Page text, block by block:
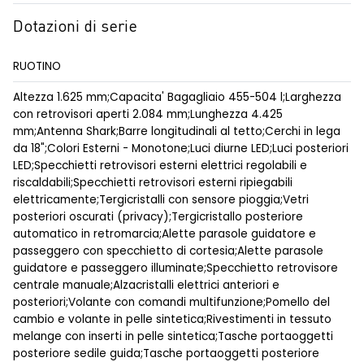
Dotazioni di serie
RUOTINO
Altezza 1.625 mm;Capacita' Bagagliaio 455-504 l;Larghezza
con retrovisori aperti 2.084 mm;Lunghezza 4.425
mm;Antenna Shark;Barre longitudinali al tetto;Cerchi in lega
da 18";Colori Esterni - Monotone;Luci diurne LED;Luci posteriori
LED;Specchietti retrovisori esterni elettrici regolabili e
riscaldabili;Specchietti retrovisori esterni ripiegabili
elettricamente;Tergicristalli con sensore pioggia;Vetri
posteriori oscurati (privacy);Tergicristallo posteriore
automatico in retromarcia;Alette parasole guidatore e
passeggero con specchietto di cortesia;Alette parasole
guidatore e passeggero illuminate;Specchietto retrovisore
centrale manuale;Alzacristalli elettrici anteriori e
posteriori;Volante con comandi multifunzione;Pomello del
cambio e volante in pelle sintetica;Rivestimenti in tessuto
melange con inserti in pelle sintetica;Tasche portaoggetti
posteriore sedile guida;Tasche portaoggetti posteriore